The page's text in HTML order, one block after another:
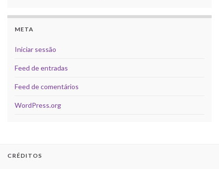
META
Iniciar sessão
Feed de entradas
Feed de comentários
WordPress.org
CRÉDITOS